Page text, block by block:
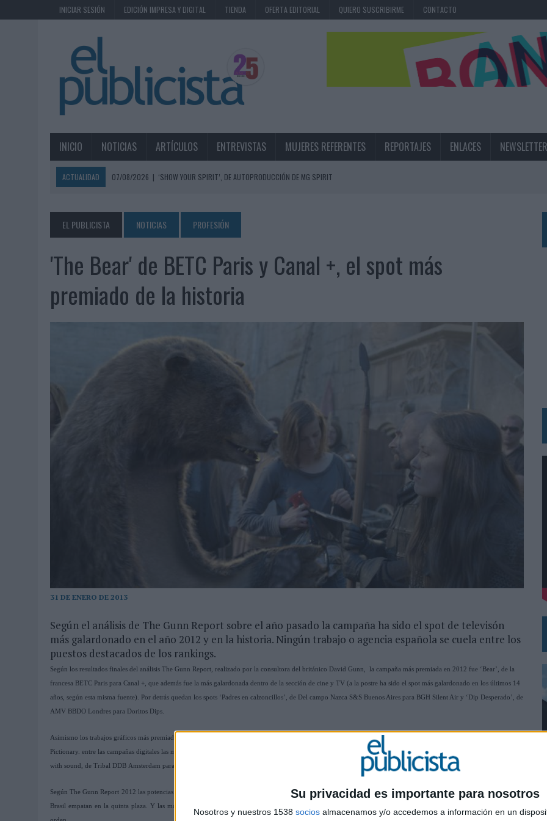
Su privacidad es importante para nosotros
Nosotros y nuestros 1538 socios almacenamos y/o accedemos a información en un
INICIAR SESIÓN EDICIÓN IMPRESA Y DIGITAL TIENDA OFERTA EDITORIAL QUIERO SUSCRIBIRME CONTACTO
INICIO NOTICIAS ARTÍCULOS ENTREVISTAS MUJERES REFERENTES REPORTAJES ENLACES NEWSLETTER
ACTUALIDAD 07/08/2026 | ‘SHOW YOUR SPIRIT’, DE AUTOPRODUCCIÓN DE MG SPIRIT
MAHOU REIVINDICA EL RITUAL DE LA CAÑA EN EL DÍA INTERNACIONAL DE LA CERVEZA
07/08/2026 | MG SPIRIT RELANZA SU MARCA CON UNA ESTRATEGIA 360º CENTRADA EN EL ORIGEN BARCELONÉS
07/08/2026
PATRÓN CONVIERTE EL NUEVO SINGLE DE ARÓN PIPER EN UNA EXPERIENCIA DE MARCA EN IBIZA
07/08/2026 | EL VERANO PONE A PRUEBA LA ESTRATEGIA DIGITAL DE LAS MARCAS
07/08/2026
| VUELING CONVIERTE LOS RECUERDOS EN SOUVENIRS CON IA
‘LA VUELTA’, DE FENOMENAL PARA MÁLAGA CF
SIETE DE CADA DIEZ EMPRESAS ESPAÑOLAS NO INTEGRAN LA INFANCIA EN SU ESTRATEGIA
06/08/2026
EL USO DE LA IA GENERATIVA ALCANZA YA AL 62% DE LOS ESPAÑOLES
SYSTEM1 NOMBRA A KIMBERLY BASTONI COMO NUEVA DIRECTORA COMERCIAL GLOBAL
FRIGO Y UNIQLO LANZAN UNA COLECCIÓN PERSONALIZABLE INSPIRADA EN CORNETTO, CALIPPO Y SOLERO
LA IA ESTÁ SUBIENDO EL LISTÓN DE LA CREATIVIDAD
BEON WORLDWIDE LANZA RAÍZ URBANA PARA TRANSFORMAR EL PATRIMONIO HISTÓRICO EN ACTIVOS CULTURALES Y ECONÓMICOS
FABRA COMUNICACIÓN INCORPORA A CASONÁ Y ASUME LA GESTIÓN DE SUS RELACIONES CON LOS MEDIOS
LOPESAN HOTELS & RESORTS ACERCA EL PARAÍSO CANARIO EN SU ÚLTIMA CAMPAÑA INTERNACIONAL
LUIS ARQUILLOS (BURGO DE ARIAS): “LA CONSTRUCCIÓN DE MARCA A LARGO PLAZO Y LA MEDICIÓN SON DOS CARAS DE LA MISMA
‘ALEXIA PUTELLAS X GALAXY Z FOLD8 – SIN LÍMITES’, DE CHEIL SPAIN PARA SAMSUNG ELECTRONICS IBERIA
EL PUBLICISTA NOTICIAS PROFESIÓN
'The Bear' de BETC Paris y Canal +, el spot más
premiado de la historia
31 DE ENERO DE 2013
Según el análisis de The Gunn Report sobre el año pasado la campaña ha sido el spot de televisón
más galardonado en el año 2012 y en la historia. Ningún trabajo o agencia española se cuela entre los
puestos destacados de los rankings.
Según los resultados finales del análisis The Gunn Report, realizado por la consultora del británico David Gunn, la campaña más premiada en 2012 fue ‘Bear’, de la
francesa BETC Paris para Canal +, que además fue la más galardonada dentro de la sección de cine y TV (a la postre ha sido el spot más galardonado en los últimos 14
años, según esta misma fuente). Por detrás quedan los spots ‘Padres en calzoncillos’, de Del campo Nazca S&S Buenos Aires para BGH Silent Air y ‘Dip Desperado’, de
AMV BBDO Londres para Doritos Dips.
Asimismo los trabajos gráficos más premiados en 2012 fueron 'Heaven & hell', de JWT Shanghai para Samsonite y 'Quick Draw Wins', de Ogilvy malasia para
Pictionary. entre las campañas digitales las más reconocidas han sido 'The Museum of me', de Projector para Intel; OkGo, de Hakuhodo para Google Chrome; Obsessed
with sound, de Tribal DDB Amsterdam para Philips; y Slavery Footrpint, de Muh Tay Zik/Hof Fer para US State Department.
Según The Gunn Report 2012 las potencias publicitarias más galardonadas en 2012 fueron Estados Unidos, Reino Unido y Australia, por delante de Japón. Argentina y
Brasil empatan en la quinta plaza. Y las marcas con un mayor número de reconocimientos fueron Volkswagen, Google, Nike, Coca-Cola y Mercedes-Benz, por ese